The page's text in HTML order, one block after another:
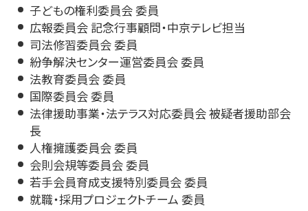
子どもの権利委員会 委員
広報委員会 記念行事顧問・中京テレビ担当
司法修習委員会 委員
紛争解決センター運営委員会 委員
法教育委員会 委員
国際委員会 委員
法律援助事業・法テラス対応委員会 被疑者援助部会
長
人権擁護委員会 委員
会則会規等委員会 委員
若手会員育成支援特別委員会 委員
就職・採用プロジェクトチーム 委員